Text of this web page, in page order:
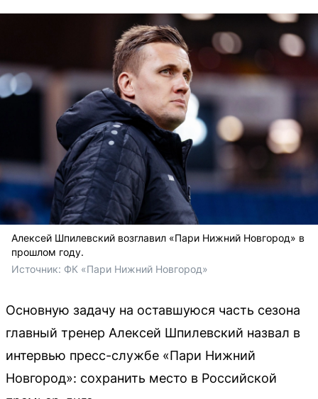
Алексей Шпилевский возглавил «Пари Нижний Новгород» в
прошлом году.
Источник: ФК «Пари Нижний Новгород»
Основную задачу на оставшуюся часть сезона
главный тренер Алексей Шпилевский назвал в
интервью пресс-службе «Пари Нижний
Новгород»: сохранить место в Российской